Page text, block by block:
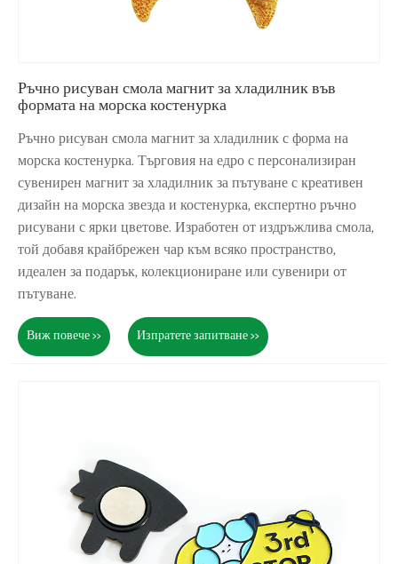
Ръчно рисуван смола магнит за хладилник във
формата на морска костенурка
Ръчно рисуван смола магнит за хладилник с форма на
морска костенурка. Търговия на едро с персонализиран
сувенирен магнит за хладилник за пътуване с креативен
дизайн на морска звезда и костенурка, експертно ръчно
рисувани с ярки цветове. Изработен от издръжлива смола,
той добавя крайбрежен чар към всяко пространство,
идеален за подарък, колекциониране или сувенири от
пътуване.
Виж повече >> Изпратете запитване >>